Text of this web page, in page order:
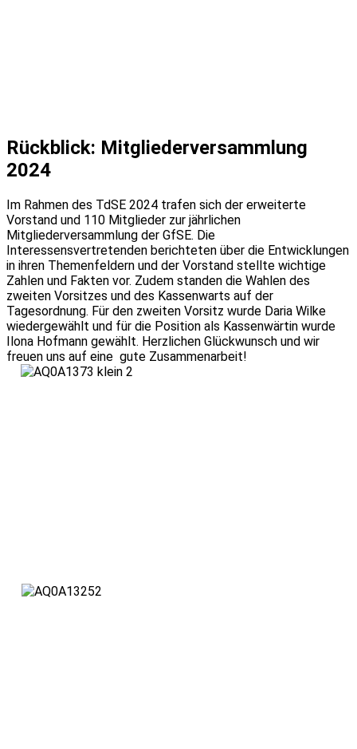
Rückblick: Mitgliederversammlung
2024
Im Rahmen des TdSE 2024 trafen sich der erweiterte
Vorstand und 110 Mitglieder zur jährlichen
Mitgliederversammlung der GfSE. Die
Interessensvertretenden berichteten über die Entwicklungen
in ihren Themenfeldern und der Vorstand stellte wichtige
Zahlen und Fakten vor. Zudem standen die Wahlen des
zweiten Vorsitzes und des Kassenwarts auf der
Tagesordnung. Für den zweiten Vorsitz wurde Daria Wilke
wiedergewählt und für die Position als Kassenwärtin wurde
Ilona Hofmann gewählt. Herzlichen Glückwunsch und wir
freuen uns auf eine gute Zusammenarbeit!